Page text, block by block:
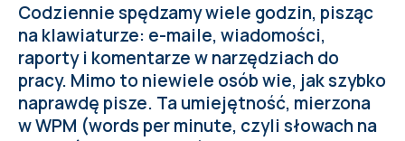
Codziennie spędzamy wiele godzin, pisząc
na klawiaturze: e-maile, wiadomości,
raporty i komentarze w narzędziach do
pracy. Mimo to niewiele osób wie, jak szybko
naprawdę pisze. Ta umiejętność, mierzona
w WPM (words per minute, czyli słowach na